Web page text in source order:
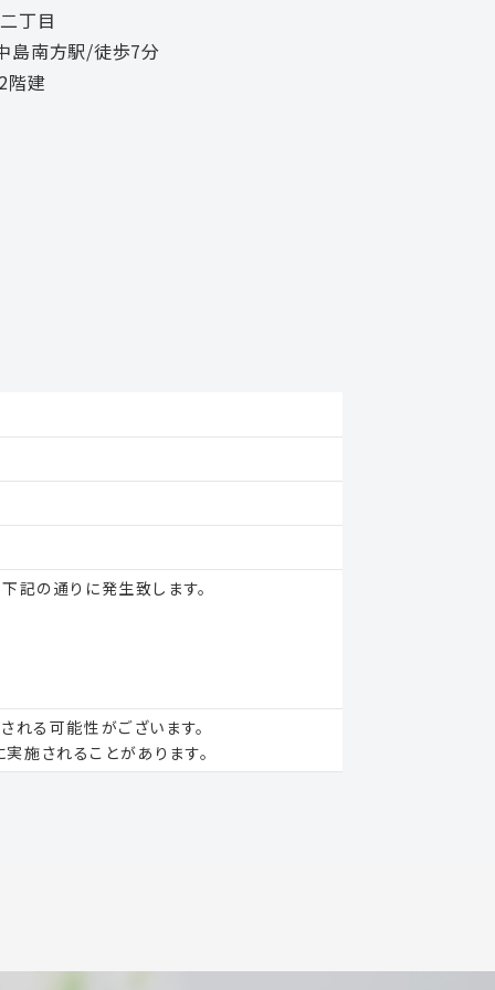
丁目
島南方駅/徒歩7分
階建
記の通りに発生致します。
れる可能性がございます。
施されることがあります。